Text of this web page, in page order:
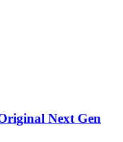
Next Gen